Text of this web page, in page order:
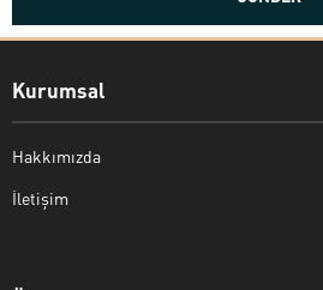
Kurumsal
Hakkımızda
İletişim